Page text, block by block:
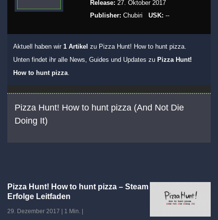
Release: 27. Oktober 2017
Publisher: Chubiri USK: --
Aktuell haben wir 1 Artikel zu Pizza Hunt! How to hunt pizza.
Unten findet ihr alle News, Guides und Updates zu Pizza Hunt!
How to hunt pizza.
Pizza Hunt! How to hunt pizza (And Not Die
Doing It)
Pizza Hunt! How to hunt pizza – Steam
Erfolge Leitfaden
29. Dezember 2017 1 Min.